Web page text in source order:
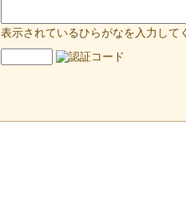
表示されているひらがなを入力して